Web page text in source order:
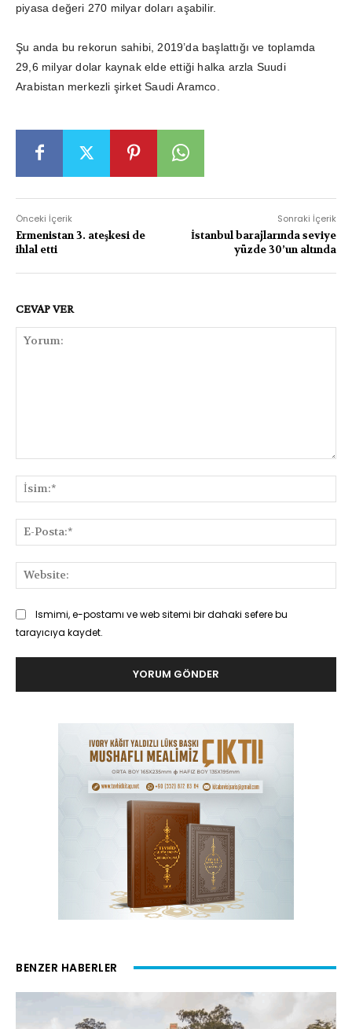
piyasa değeri 270 milyar doları aşabilir.
Şu anda bu rekorun sahibi, 2019’da başlattığı ve toplamda
29,6 milyar dolar kaynak elde ettiği halka arzla Suudi
Arabistan merkezli şirket Saudi Aramco.
Önceki İçerik
Ermenistan 3. ateşkesi de
ihlal etti
Sonraki İçerik
İstanbul barajlarında seviye
yüzde 30’un altında
CEVAP VER
Ismimi, e-postamı ve web sitemi bir dahaki sefere bu
tarayıcıya kaydet.
BENZER HABERLER